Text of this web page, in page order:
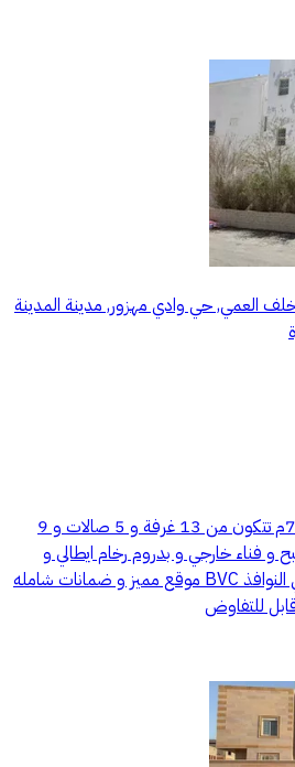
العمي, حي وادي مهزور, مدينة المدينة
فيلا فآخرة للبيع بمساحة 760م تتكون من 13 غرفة و 5 صالات و 9
و مسبح و فناء خارجي و بدروم رخام ايطالي و
عماني درجة أولى تكييف مركزي النوافذ BVC موقع مميز و ضمانات شامله